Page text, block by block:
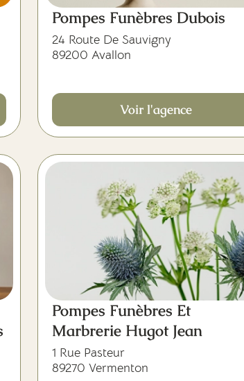
Pompes Funèbres Dubois
24 Route De Sauvigny
89200 Avallon
Voir l'agence
Pompes Funèbres Et
Marbrerie Hugot Jean
1 Rue Pasteur
89270 Vermenton